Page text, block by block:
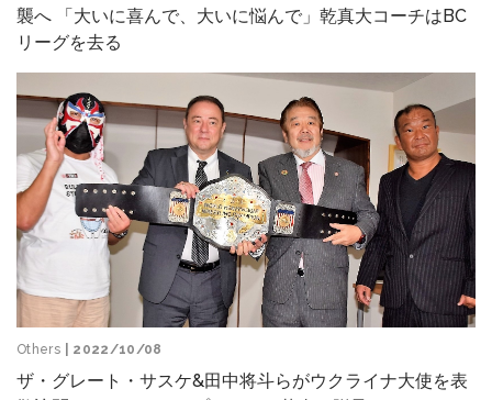
襲へ 「大いに喜んで、大いに悩んで」乾真大コーチはBC
リーグを去る
Others | 2022/10/08
ザ・グレート・サスケ&田中将斗らがウクライナ大使を表